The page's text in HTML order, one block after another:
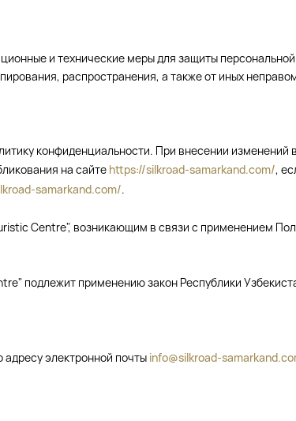
и технические меры для защиты
распространения, а также от иных
конфиденциальности. При внесении изменений
на сайте https://silkroad-samarkand.com/,
samarkand.com/.
Centre", возникающим в связи с применением
подлежит применению закон Республики
электронной почты info@silkroad-